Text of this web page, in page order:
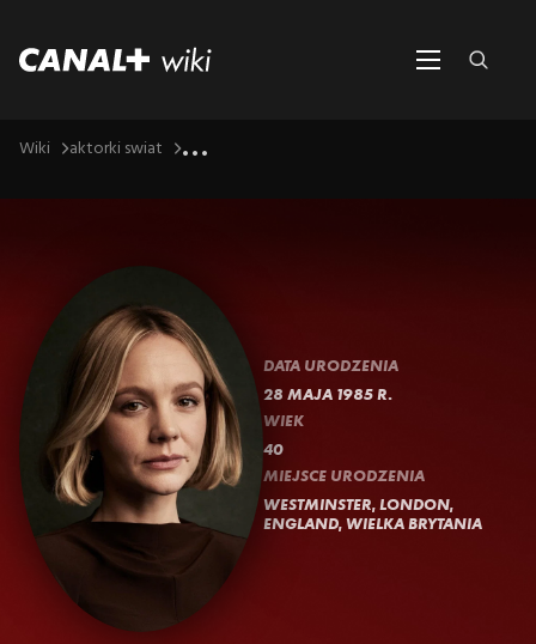
Wiki aktorki swiat ...
DATA URODZENIA
28 MAJA 1985 R.
WIEK
40
MIEJSCE URODZENIA
WESTMINSTER, LONDON,
ENGLAND, WIELKA BRYTANIA